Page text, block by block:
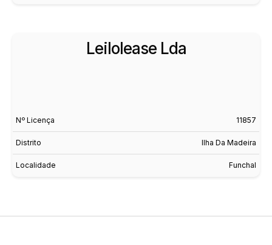
Leilolease Lda
Nº Licença 11857
Distrito Ilha Da Madeira
Localidade Funchal